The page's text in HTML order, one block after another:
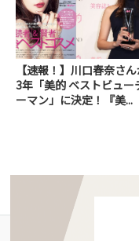
【速報！】川口春奈さ
3年「美的 ベストビュー
ーマン」に決定！『美...